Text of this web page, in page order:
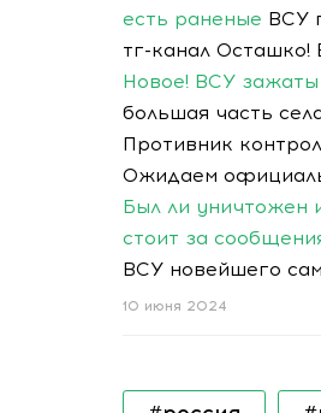
есть раненые ВСУ
тг-канал Осташко!
Новое! ВСУ
большая часть
Противник
Ожидаем
Был ли уничтожен
стоит за
ВСУ новейшего
10 июня 2024